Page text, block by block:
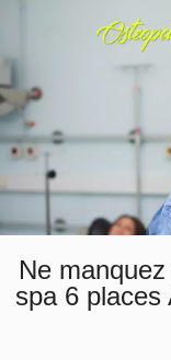
Ne
spa 6 places